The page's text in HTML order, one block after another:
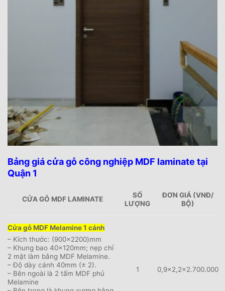
Bảng giá cửa gỗ công nghiệp MDF laminate tại
Quận 1
CỬA GỖ MDF LAMINATE
SỐ
LƯỢNG
ĐƠN GIÁ (VNĐ/
BỘ)
Cửa gỗ MDF Melamine 1 cánh
– Kích thước: (900×2200)mm
– Khung bao 40x120mm; nẹp chỉ
2 mặt làm bằng MDF Melamine.
– Độ dày cánh 40mm (± 2).
– Bên ngoài là 2 tấm MDF phủ
Melamine
1 0,9×2,2×2.700.000